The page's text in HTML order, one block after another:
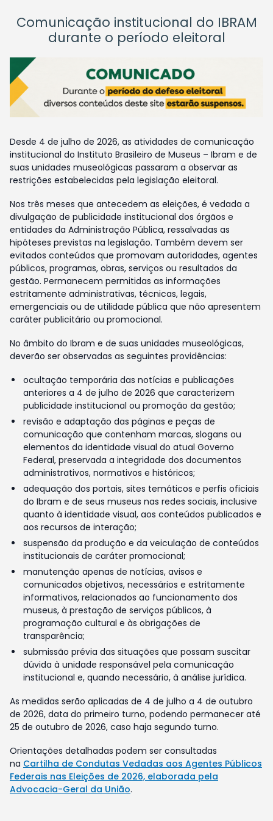
Comunicação institucional do IBRAM
durante o período eleitoral
Desde 4 de julho de 2026, as atividades de comunicação
institucional do Instituto Brasileiro de Museus – Ibram e de
suas unidades museológicas passaram a observar as
restrições estabelecidas pela legislação eleitoral.
Nos três meses que antecedem as eleições, é vedada a
divulgação de publicidade institucional dos órgãos e
entidades da Administração Pública, ressalvadas as
hipóteses previstas na legislação. Também devem ser
evitados conteúdos que promovam autoridades, agentes
públicos, programas, obras, serviços ou resultados da
gestão. Permanecem permitidas as informações
estritamente administrativas, técnicas, legais,
emergenciais ou de utilidade pública que não apresentem
caráter publicitário ou promocional.
No âmbito do Ibram e de suas unidades museológicas,
deverão ser observadas as seguintes providências:
ocultação temporária das notícias e publicações
anteriores a 4 de julho de 2026 que caracterizem
publicidade institucional ou promoção da gestão;
revisão e adaptação das páginas e peças de
comunicação que contenham marcas, slogans ou
elementos da identidade visual do atual Governo
Federal, preservada a integridade dos documentos
administrativos, normativos e históricos;
adequação dos portais, sites temáticos e perfis oficiais
do Ibram e de seus museus nas redes sociais, inclusive
quanto à identidade visual, aos conteúdos publicados e
aos recursos de interação;
suspensão da produção e da veiculação de conteúdos
institucionais de caráter promocional;
manutenção apenas de notícias, avisos e
comunicados objetivos, necessários e estritamente
informativos, relacionados ao funcionamento dos
museus, à prestação de serviços públicos, à
programação cultural e às obrigações de
transparência;
submissão prévia das situações que possam suscitar
dúvida à unidade responsável pela comunicação
institucional e, quando necessário, à análise jurídica.
As medidas serão aplicadas de 4 de julho a 4 de outubro
de 2026, data do primeiro turno, podendo permanecer até
25 de outubro de 2026, caso haja segundo turno.
Orientações detalhadas podem ser consultadas
na Cartilha de Condutas Vedadas aos Agentes Públicos
Federais nas Eleições de 2026, elaborada pela
Advocacia-Geral da União.